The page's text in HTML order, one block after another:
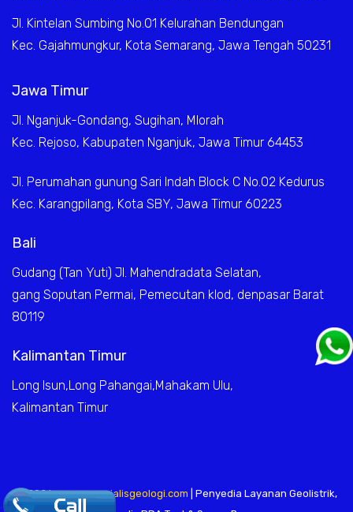
Jl. Kintelan Sumbing No.01 Kelurahan Bendungan
Kec. Gajahmungkur, Kota Semarang, Jawa Tengah 50231
Jawa Timur
Jl. Nganjuk-Gondang, Sugihan, Mlorah
Kec. Rejoso, Kabupaten Nganjuk, Jawa Timur 64453
Jl. Perumahan gunung Sari Indah Block C No.02 Kedurus
Kec. Karangpilang, Kota SBY, Jawa Timur 60223
Bali
Gudang (Tan Yuti) Jl. Mahendradata Selatan,
gang Soputan Permai, Pemecutan klod, denpasar Barat
80119
Kalimantan Timur
Long Isun,Long Pahangai,Mahakam Ulu,
Kalimantan Timur
© 2026www.sepesialisgeologi.com | Penyedia Layanan Geolistrik,
.